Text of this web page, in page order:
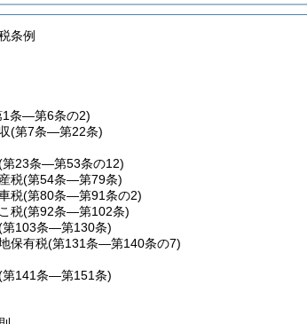
条例
1条―第6条の2)
(第7条―第22条)
第23条―第53条の12)
税(第54条―第79条)
税(第80条―第91条の2)
税(第92条―第102条)
第103条―第130条)
保有税(第131条―第140条の7)
第141条―第151条)